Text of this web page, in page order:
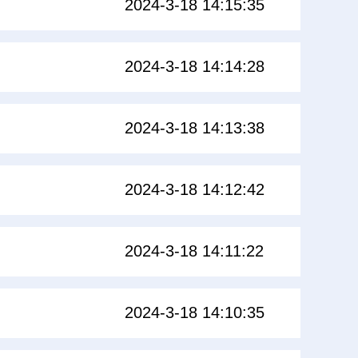
2024-3-18 14:15:35
2024-3-18 14:14:28
2024-3-18 14:13:38
2024-3-18 14:12:42
2024-3-18 14:11:22
2024-3-18 14:10:35